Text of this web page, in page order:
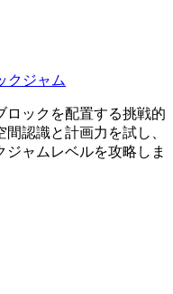
クジャム
ロックを配置する挑戦的
認識と計画力を試し、
ジャムレベルを攻略しま